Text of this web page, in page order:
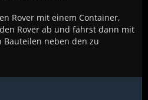
Rover mit einem Container,
Rover ab und fährst dann mit
neben den zu